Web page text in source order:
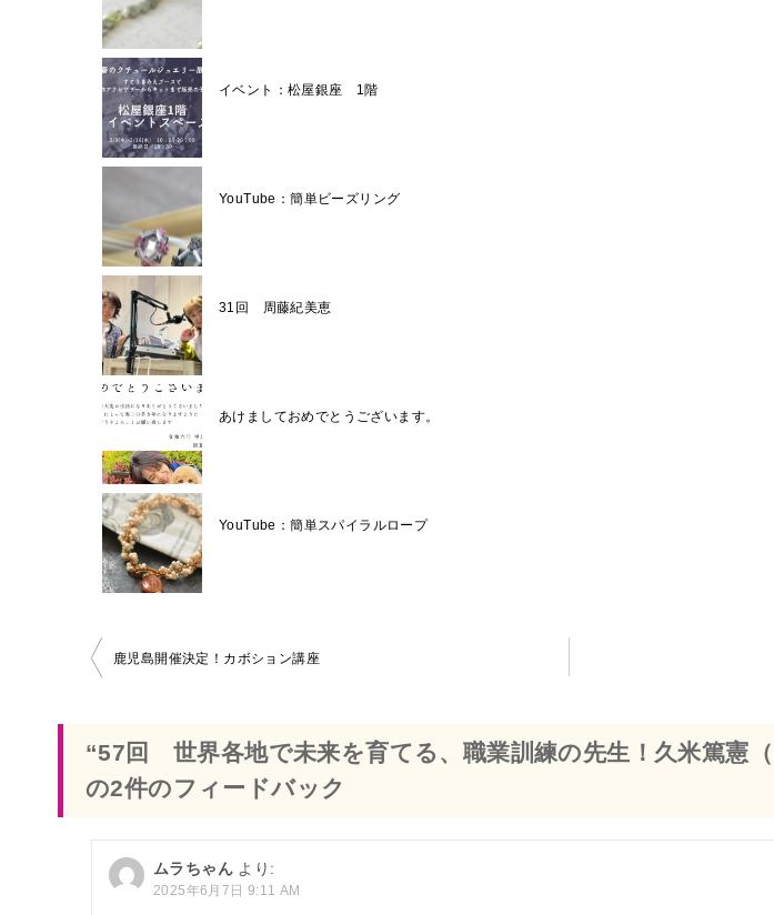
イベント：松屋銀座 1階
YouTube：簡単ビーズリング
31回 周藤紀美恵
あけましておめでとうございます。
YouTube：簡単スパイラルロープ
ビ
ー
鹿児島開催決定！カボション講座
“57回 世界各地で未来を育てる、職業訓練の先生！久米篤憲
の2件のフィードバック
ムラちゃん より:
2025年6月7日 9:11 AM